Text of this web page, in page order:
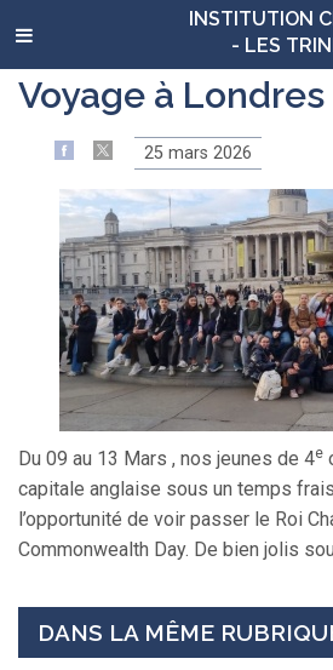
INSTITUTION
- LES
Voyage à Londres
25 mars 2026
Du 09 au 13 Mars , nos jeunes de 4e
capitale anglaise sous un temps
l’opportunité de voir passer le Roi
Commonwealth Day. De bien jolis
DANS LA MÊME